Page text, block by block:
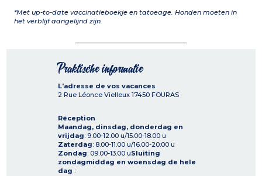
*Met up-to-date vaccinatieboekje en tatoeage. Honden moeten in
het verblijf aangelijnd zijn.
Praktische informatie
L'adresse de vos vacances
2 Rue Léonce Vielleux 17450 FOURAS
Réception
Maandag, dinsdag, donderdag en
vrijdag: 9.00-12.00 u/15.00-18.00 u
Zaterdag: 8.00-11.00 u/16.00-20.00 u
Zondag: 09.00-13.00 uSluiting
zondagmiddag en woensdag de hele
dag :